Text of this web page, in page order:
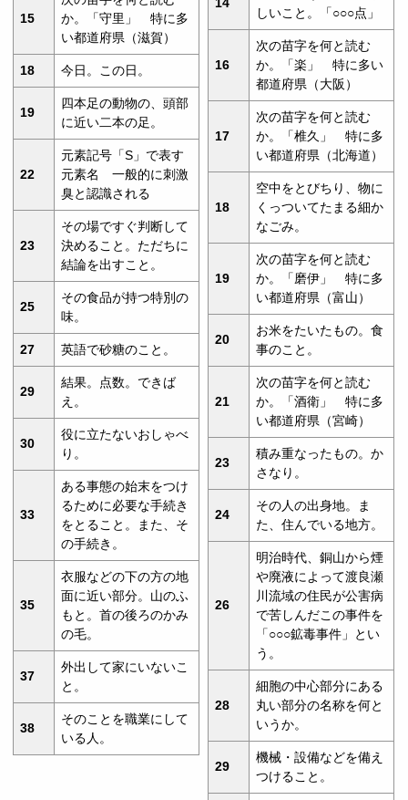
15
か。「守里」 特に多
い都道府県（滋賀）
18 今日。この日。
19
四本足の動物の、頭部
に近い二本の足。
22
元素記号「S」で表す
元素名 一般的に刺激
臭と認識される
23
その場ですぐ判断して
決めること。ただちに
結論を出すこと。
25
その食品が持つ特別の
味。
27 英語で砂糖のこと。
29
結果。点数。できば
え。
30
役に立たないおしゃべ
り。
33
ある事態の始末をつけ
るために必要な手続き
をとること。また、そ
の手続き。
35
衣服などの下の方の地
面に近い部分。山のふ
もと。首の後ろのかみ
の毛。
37
外出して家にいないこ
と。
38
そのことを職業にして
いる人。
しいこと。「○○○点」
16
次の苗字を何と読む
か。「楽」 特に多い
都道府県（大阪）
17
次の苗字を何と読む
か。「椎久」 特に多
い都道府県（北海道）
18
空中をとびちり、物に
くっついてたまる細か
なごみ。
19
次の苗字を何と読む
か。「磨伊」 特に多
い都道府県（富山）
20
お米をたいたもの。食
事のこと。
21
次の苗字を何と読む
か。「酒衛」 特に多
い都道府県（宮崎）
23
積み重なったもの。か
さなり。
24
その人の出身地。ま
た、住んでいる地方。
26
明治時代、銅山から煙
や廃液によって渡良瀬
川流域の住民が公害病
で苦しんだこの事件を
「○○○鉱毒事件」とい
う。
28
細胞の中心部分にある
丸い部分の名称を何と
いうか。
29
機械・設備などを備え
つけること。